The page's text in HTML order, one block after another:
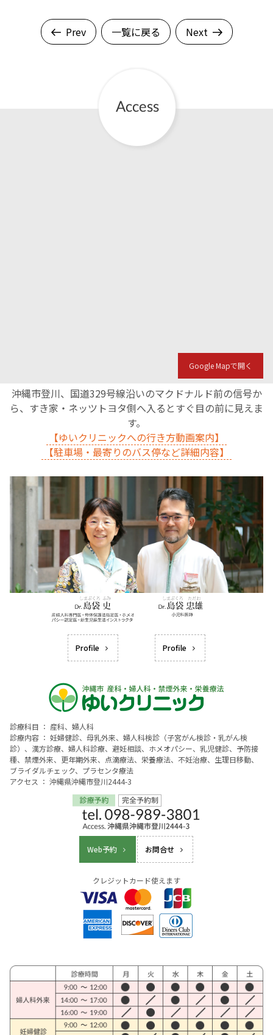
Prev 一覧に戻る Next
Google Mapで開く
沖縄市登川、国道329号線沿いのマクドナルド前の信号か
ら、すき家・ネッツトヨタ側へ入るとすぐ目の前に見えま
す。
【ゆいクリニックへの行き方動画案内】
【駐車場・最寄りのバス停など詳細内容】
Profile Profile
診療科目 ： 産科、婦人科
診療内容 ： 妊婦健診、母乳外来、婦人科検診（子宮がん検診・乳がん検
診）、漢方診療、婦人科診療、避妊相談、ホメオパシー、乳児健診、予防接
種、禁煙外来、更年期外来、点滴療法、栄養療法、不妊治療、生理日移動、
ブライダルチェック、プラセンタ療法
アクセス ： 沖縄県沖縄市登川2444-3
Web予約 お問合せ
クレジットカード使えます